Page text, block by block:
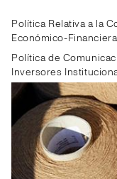
Política Relativa a la
Económico-
Política de
Inversores